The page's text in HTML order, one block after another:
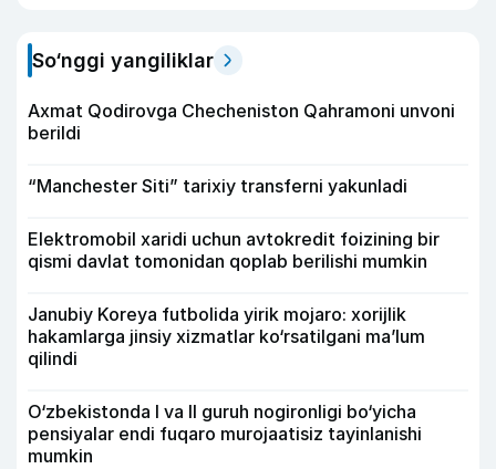
So‘nggi yangiliklar
Axmat Qodirovga Checheniston Qahramoni unvoni
berildi
“Manchester Siti” tarixiy transferni yakunladi
Elektromobil xaridi uchun avtokredit foizining bir
qismi davlat tomonidan qoplab berilishi mumkin
Janubiy Koreya futbolida yirik mojaro: xorijlik
hakamlarga jinsiy xizmatlar ko‘rsatilgani ma’lum
qilindi
O‘zbekistonda I va II guruh nogironligi bo‘yicha
pensiyalar endi fuqaro murojaatisiz tayinlanishi
mumkin